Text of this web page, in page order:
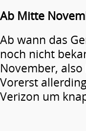
Ab Mitte
Ab wann das
noch nicht
November,
Vorerst
Verizon um